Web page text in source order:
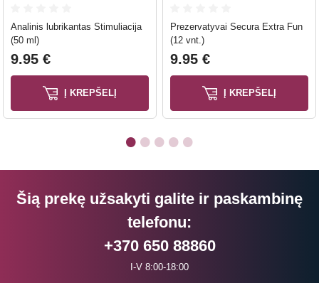
Analinis lubrikantas Stimuliacija
(50 ml)
9.95 €
Į KREPŠELĮ
Prezervatyvai Secura Extra Fun
(12 vnt.)
9.95 €
Į KREPŠELĮ
Šią prekę užsakyti galite ir paskambinę
telefonu:
+370 650 88860
I-V 8:00-18:00